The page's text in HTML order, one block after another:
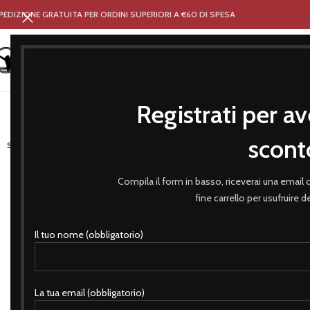
Registrati per
Compila il form in basso, riceverai una
fine carrello per usufruire
Il tuo nome (obbligatorio)
La tua email (obbligatorio)
GRATUITA PER ORDINI SUPERIORI A €60 DI SPESA
HOMENEGOZIO
SOLD OUT